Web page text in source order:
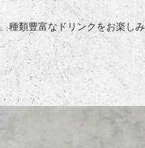
種類豊富なドリンクをお楽し